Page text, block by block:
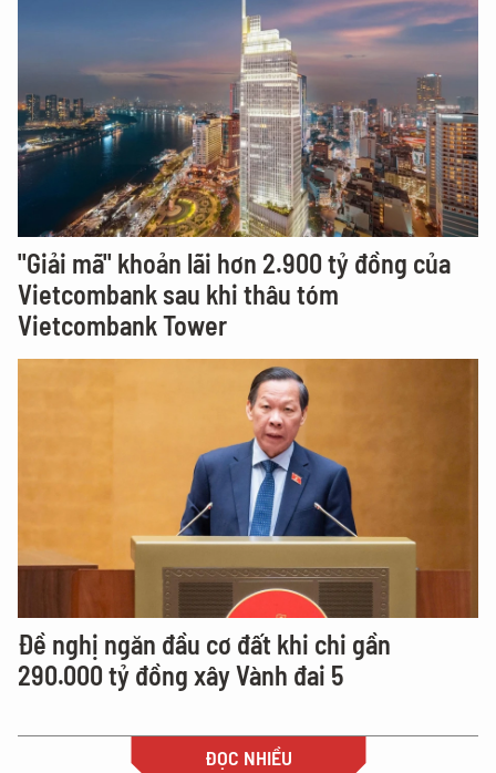
"Giải mã" khoản lãi hơn 2.900 tỷ đồng của
Vietcombank sau khi thâu tóm
Vietcombank Tower
Đề nghị ngăn đầu cơ đất khi chi gần
290.000 tỷ đồng xây Vành đai 5
ĐỌC NHIỀU